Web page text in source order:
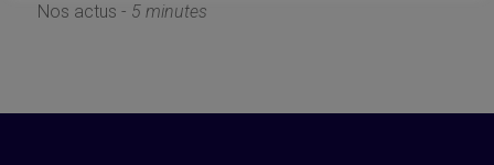
Nos actus - 5 minutes